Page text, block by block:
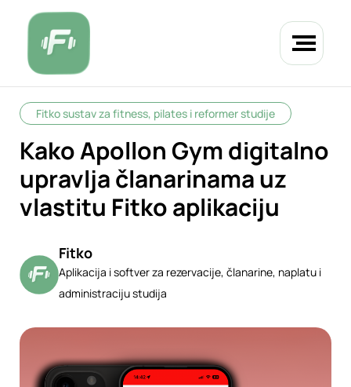
Fitko sustav za fitness, pilates i reformer studije
Kako Apollon Gym digitalno
upravlja članarinama uz
vlastitu Fitko aplikaciju
Fitko
Aplikacija i softver za rezervacije, članarine, naplatu i
administraciju studija